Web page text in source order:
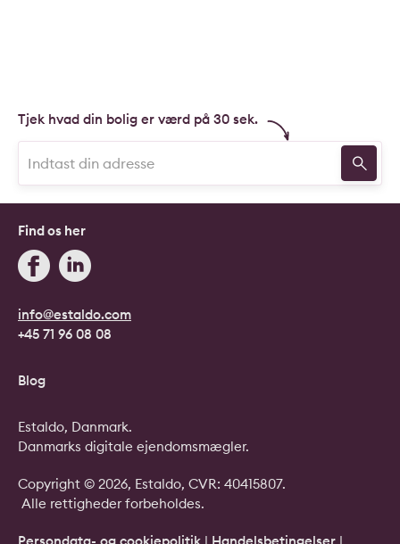
Tjek hvad din bolig er værd på 30 sek.
info@estaldo.com
+45 71 96 08 08
Find os her
Blog
Copyright © 2026, Estaldo, CVR: 40415807.
Alle rettigheder forbeholdes.
Persondata- og cookiepolitik | Handelsbetingelser |
Estaldo, Danmark.
Danmarks digitale ejendomsmægler.